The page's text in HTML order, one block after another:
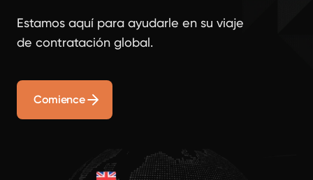
Estamos aquí para ayudarle en su viaje
de contratación global.
Comience